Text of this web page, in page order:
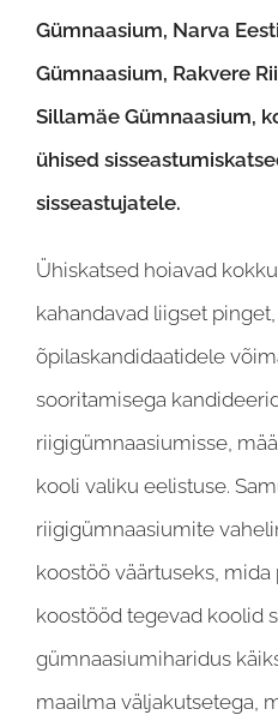
Gümnaasium, Narva
Gümnaasium, Rakvere
Sillamäe Gümnaasium,
ühised
sisseastujatele.
Ühiskatsed hoiavad
kahandavad liigset
õpilaskandidaatidele
sooritamisega
riigigümnaasiumisse,
kooli valiku eelistuse.
riigigümnaasiumite
koostöö väärtuseks,
koostööd tegevad koolid
gümnaasiumiharidus
maailma väljakutsetega,